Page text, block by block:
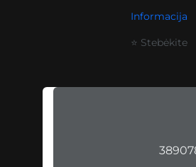
Informacija
⭐ Stebėkite